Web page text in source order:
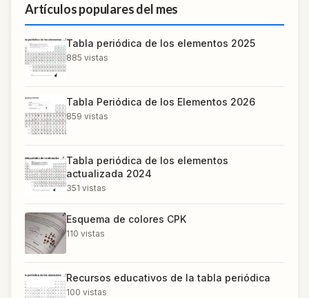
Artículos populares del mes
Tabla periódica de los elementos 2025
885 vistas
Tabla Periódica de los Elementos 2026
859 vistas
Tabla periódica de los elementos
actualizada 2024
351 vistas
Esquema de colores CPK
110 vistas
Recursos educativos de la tabla periódica
100 vistas